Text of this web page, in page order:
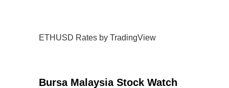
ETHUSD Rates by TradingView
Bursa Malaysia Stock Watch